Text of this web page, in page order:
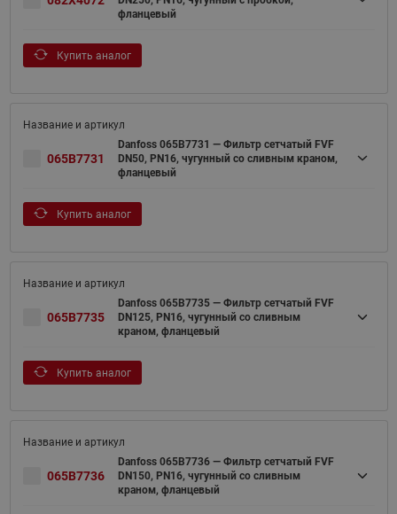
фланцевый
Купить аналог
065B7731
Danfoss 065B7731 — Фильтр сетчатый FVF
DN50, PN16, чугунный со сливным краном,
фланцевый
Купить аналог
065B7735
Danfoss 065B7735 — Фильтр сетчатый FVF
DN125, PN16, чугунный со сливным
краном, фланцевый
Купить аналог
065B7736
Danfoss 065B7736 — Фильтр сетчатый FVF
DN150, PN16, чугунный со сливным
краном, фланцевый